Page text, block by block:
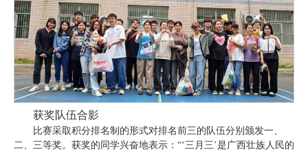
获奖队伍合影
比赛采取积分排名制的形式对排名前三的队伍分别颁发一、
二、三等奖。获奖的同学兴奋地表示：“‘三月三’是广西壮族人民的